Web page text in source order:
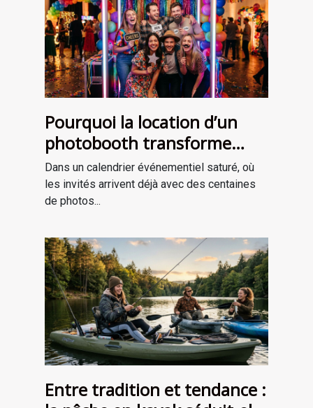
Pourquoi la location d’un
photobooth transforme
l’ambiance de votre
événement
Dans un calendrier événementiel saturé, où
les invités arrivent déjà avec des centaines
de photos...
Entre tradition et tendance :